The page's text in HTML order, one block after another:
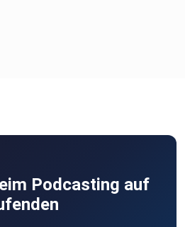
Podcasting auf